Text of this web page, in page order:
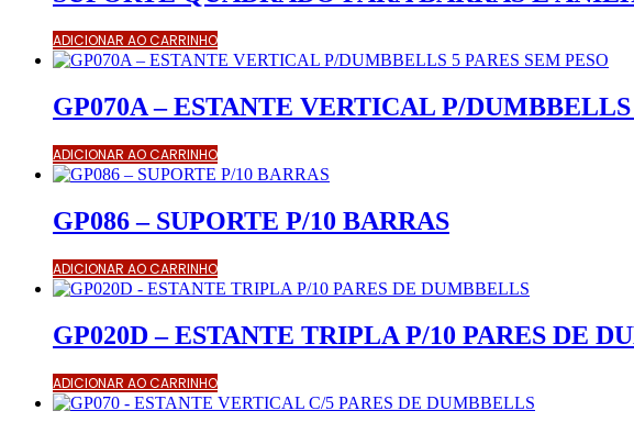
ADICIONAR AO CARRINHO
GP070A – ESTANTE VERTICAL P/DUMBBELLS
ADICIONAR AO CARRINHO
GP086 – SUPORTE P/10 BARRAS
ADICIONAR AO CARRINHO
GP020D – ESTANTE TRIPLA P/10 PARES DE
ADICIONAR AO CARRINHO